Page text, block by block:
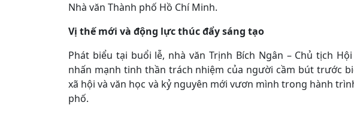
Nhà văn Thành phố Hồ Chí Minh.
Vị thế mới và động lực thúc đẩy sáng tạo
Phát biểu tại buổi lễ, nhà văn Trịnh Bích Ngân – Chủ tịch
nhấn mạnh tinh thần trách nhiệm của người cầm bút trước
xã hội và văn học và kỷ nguyên mới vươn mình trong hành
phố.